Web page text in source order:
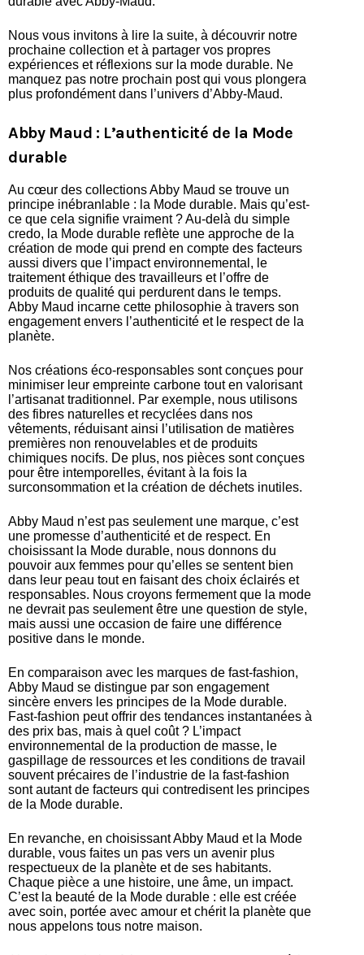
Nous vous invitons à lire la suite, à découvrir notre
prochaine collection et à partager vos propres
expériences et réflexions sur la mode durable. Ne
manquez pas notre prochain post qui vous plongera
plus profondément dans l’univers d’Abby-Maud.
Abby Maud : L’authenticité de la Mode
durable
Au cœur des collections Abby Maud se trouve un
principe inébranlable : la Mode durable. Mais qu’est-
ce que cela signifie vraiment ? Au-delà du simple
credo, la Mode durable reflète une approche de la
création de mode qui prend en compte des facteurs
aussi divers que l’impact environnemental, le
traitement éthique des travailleurs et l’offre de
produits de qualité qui perdurent dans le temps.
Abby Maud incarne cette philosophie à travers son
engagement envers l’authenticité et le respect de la
planète.
Nos créations éco-responsables sont conçues pour
minimiser leur empreinte carbone tout en valorisant
l’artisanat traditionnel. Par exemple, nous utilisons
des fibres naturelles et recyclées dans nos
vêtements, réduisant ainsi l’utilisation de matières
premières non renouvelables et de produits
chimiques nocifs. De plus, nos pièces sont conçues
pour être intemporelles, évitant à la fois la
surconsommation et la création de déchets inutiles.
Abby Maud n’est pas seulement une marque, c’est
une promesse d’authenticité et de respect. En
choisissant la Mode durable, nous donnons du
pouvoir aux femmes pour qu’elles se sentent bien
dans leur peau tout en faisant des choix éclairés et
responsables. Nous croyons fermement que la mode
ne devrait pas seulement être une question de style,
mais aussi une occasion de faire une différence
positive dans le monde.
En comparaison avec les marques de fast-fashion,
Abby Maud se distingue par son engagement
sincère envers les principes de la Mode durable.
Fast-fashion peut offrir des tendances instantanées à
des prix bas, mais à quel coût ? L’impact
environnemental de la production de masse, le
gaspillage de ressources et les conditions de travail
souvent précaires de l’industrie de la fast-fashion
sont autant de facteurs qui contredisent les principes
de la Mode durable.
En revanche, en choisissant Abby Maud et la Mode
durable, vous faites un pas vers un avenir plus
respectueux de la planète et de ses habitants.
Chaque pièce a une histoire, une âme, un impact.
C’est la beauté de la Mode durable : elle est créée
avec soin, portée avec amour et chérit la planète que
nous appelons tous notre maison.